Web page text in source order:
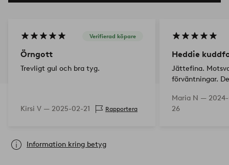
Verifierad köpare
Örngott
Trevligt gul och bra tyg.
Kirsi V — 2025-02-21 Rapportera
Heddie
Jättefina.
förväntningar.
serie och färg.
Maria N —
26
Information kring betyg